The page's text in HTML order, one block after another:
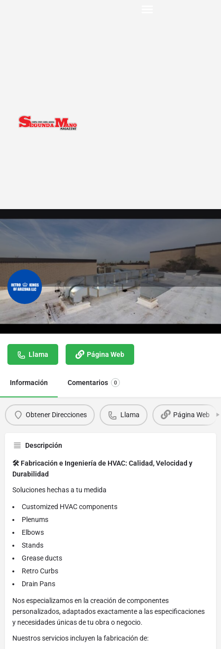
Retro Kings of Arizona
Llama Página Web
Información Comentarios 0
Obtener Direcciones Llama Página Web
Descripción
🛠️ Fabricación e Ingeniería de HVAC: Calidad, Velocidad y
Durabilidad
Soluciones hechas a tu medida
Customized HVAC components
Plenums
Elbows
Stands
Grease ducts
Retro Curbs
Drain Pans
Nos especializamos en la creación de componentes
personalizados, adaptados exactamente a las especificaciones
y necesidades únicas de tu obra o negocio.
Nuestros servicios incluyen la fabricación de: